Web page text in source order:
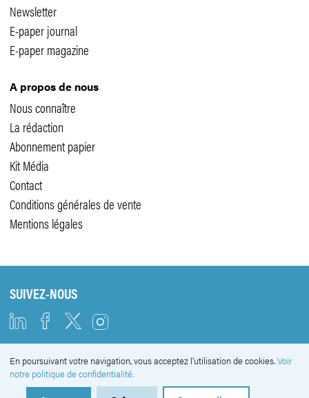
Newsletter
E-paper journal
E-paper magazine
A propos de nous
Nous connaître
La rédaction
Abonnement papier
Kit Média
Contact
Conditions générales de vente
Mentions légales
SUIVEZ-NOUS
NEWSLETTER
En poursuivant votre navigation, vous acceptez l'utilisation de cookies.Voir
notre politique de confidentialité.